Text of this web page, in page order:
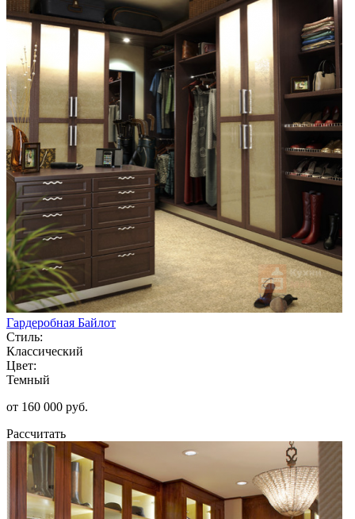
Гардеробная Байлот
Стиль:
Классический
Цвет:
Темный
от 160 000 руб.
Рассчитать